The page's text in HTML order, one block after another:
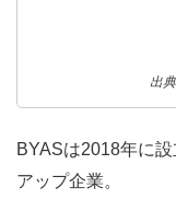
出
BYASは2018年に
アップ企業。